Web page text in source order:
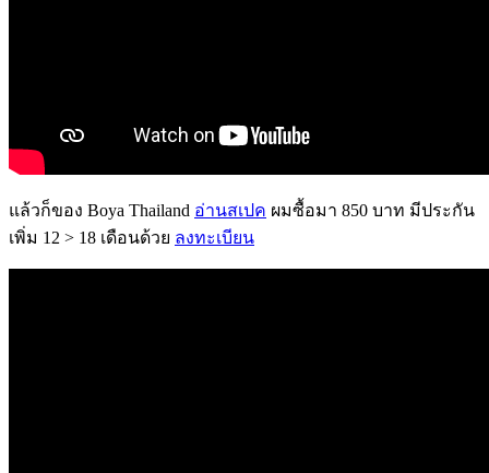
แล้วก็ของ Boya Thailand อ่านสเปค ผมซื้อมา 850 บาท มีประกัน
เพิ่ม 12 > 18 เดือนด้วย ลงทะเบียน